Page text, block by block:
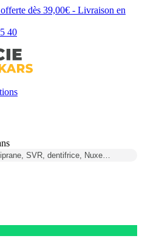
dès 39,00€ - Livraison en
40
SVR, dentifrice, Nuxe…